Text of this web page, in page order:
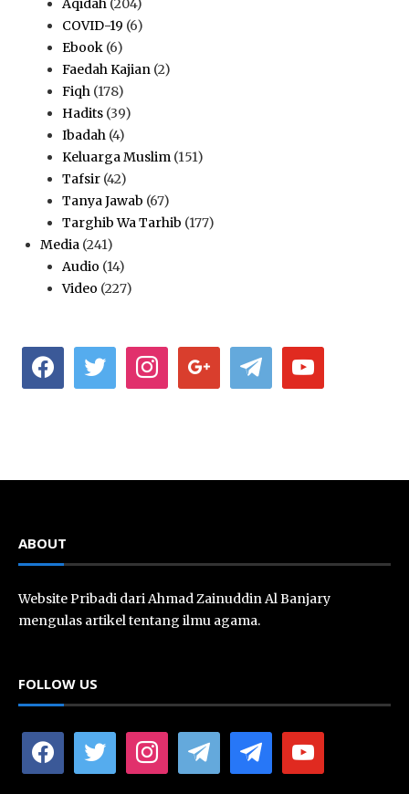
Aqidah (204)
COVID-19 (6)
Ebook (6)
Faedah Kajian (2)
Fiqh (178)
Hadits (39)
Ibadah (4)
Keluarga Muslim (151)
Tafsir (42)
Tanya Jawab (67)
Targhib Wa Tarhib (177)
Media (241)
Audio (14)
Video (227)
facebook twitter instagramgoogle telegram youtube
ABOUT
Website Pribadi dari Ahmad Zainuddin Al Banjary
mengulas artikel tentang ilmu agama.
FOLLOW US
facebook twitter instagramtelegram telegram youtube